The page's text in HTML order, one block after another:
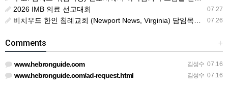
07.27
2026 IMB 의료 선교대회
07.26
비치우드 한인 침례교회 (Newport News, Virginia) 담임목사 청빙
+
Comments
김성수 07.16
www.hebronguide.com
김성수 07.16
www.hebronguide.com/ad-request.html